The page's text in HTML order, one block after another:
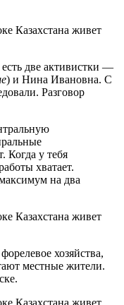
две активистки —
) и Нина Ивановна. С
Разговор
Когда у тебя
хватает.
на два
хозяйства,
местные жители.